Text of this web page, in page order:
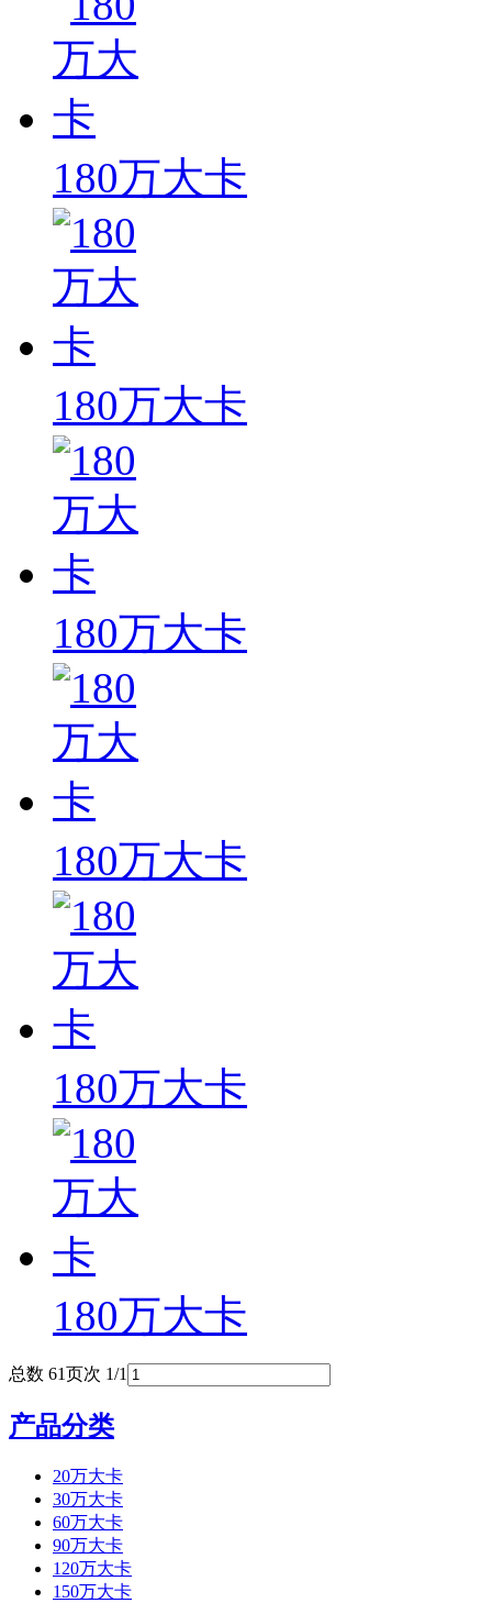
180万大卡
180万大卡
180万大卡
180万大卡
180万大卡
180万大卡
总数 61页次 1/1
产品分类
20万大卡
30万大卡
60万大卡
90万大卡
120万大卡
150万大卡